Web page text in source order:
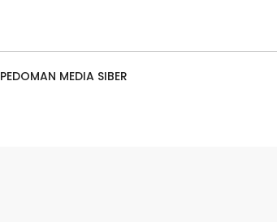
PEDOMAN MEDIA SIBER